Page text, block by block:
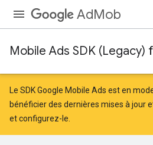
AdMob
Mobile Ads SDK (Legacy)
Le SDK Google Mobile Ads est en
bénéficier des dernières mises à jour
etconfigurez-le